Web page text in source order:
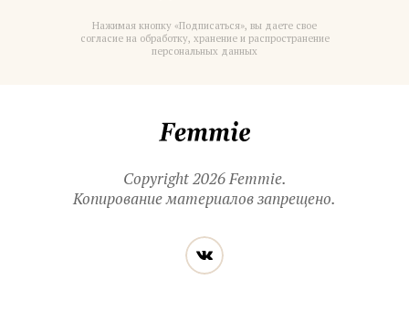
Нажимая кнопку «Подписаться», вы даете свое
согласие на обработку, хранение и распространение
персональных данных
Copyright 2026 Femmie.
Копирование материалов запрещено.
Читайте
нас
в социальных